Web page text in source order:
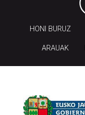
HONI BURUZ
ARAUAK